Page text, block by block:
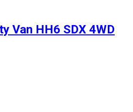
Van HH6 SDX 4WD